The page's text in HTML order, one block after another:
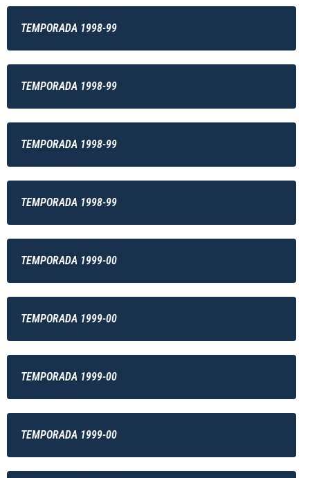
TEMPORADA 1998-99
TEMPORADA 1998-99
TEMPORADA 1998-99
TEMPORADA 1998-99
TEMPORADA 1999-00
TEMPORADA 1999-00
TEMPORADA 1999-00
TEMPORADA 1999-00